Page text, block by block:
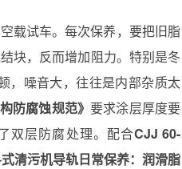
载试车。每次保养，要把旧脂
块，反而增加阻力。特别是冬
，噪音大，往往是内部杂质太
防腐蚀规范》要求涂层厚度要
双层防腐处理。配合CJJ 60-
清污机导轨日常保养：润滑脂